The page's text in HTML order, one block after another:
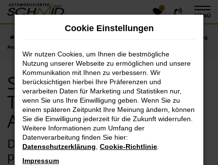
Zum
Hauptinhalt
0
MENÜ
Seat Arona Tageszulassung
Angebote in Eichstätt
Seat Arona
Tageszulassung
Angebote in Eichstätt
Dank Seat Arona Tageszulassung
purzeln die Preise in Eichstätt
Cookie Einstellungen
Wir nutzen Cookies, um Ihnen die bestmögliche
Nutzung unserer Webseite zu ermöglichen und unsere
Kommunikation mit Ihnen zu verbessern. Wir
berücksichtigen hierbei Ihre Präferenzen und
verarbeiten Daten für Marketing und Statistiken nur,
wenn Sie uns Ihre Einwilligung geben. Wenn Sie zu
einem späteren Zeitpunkt Ihre Meinung ändern, können
Sie die Einwilligung jederzeit für die Zukunft widerrufen.
Weitere Informationen zum Umfang der
Datenverarbeitung finden Sie hier:
Datenschutzerklärung Cookie-Richtlinie
Impressum